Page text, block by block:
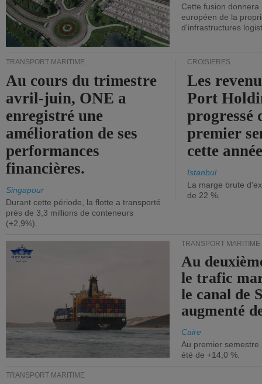
Cette fusion
européen de la
d'infrastructures
TRANSPORT MARITIME
Au cours du trimestre
avril-juin, ONE a
enregistré une
amélioration de ses
performances
financières.
Singapour
Durant cette période, la flotte a transporté
près de 3,3 millions de conteneurs
(+2,9%).
CROISIÈRES
Les
Port
progressé
premier
cette
Istanbul
La marge brute
de 22 %.
TRANSPORT MARITIME
Au
le trafic
le canal de
augmenté
Caire
Au premier
été de +14,0 %.
TRANSPORT MARITIME